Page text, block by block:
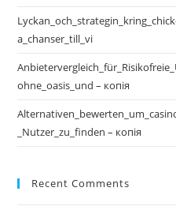
a_chanser_till_vi
ohne_oasis_und – копія
_Nutzer_zu_finden – копія
Recent Comments